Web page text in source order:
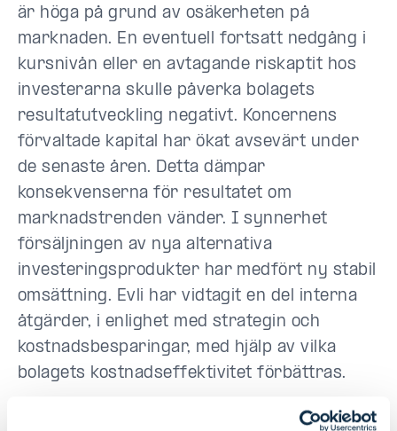
är höga på grund av osäkerheten på
marknaden. En eventuell fortsatt nedgång i
kursnivån eller en avtagande riskaptit hos
investerarna skulle påverka bolagets
resultatutveckling negativt. Koncernens
förvaltade kapital har ökat avsevärt under
de senaste åren. Detta dämpar
konsekvenserna för resultatet om
marknadstrenden vänder. I synnerhet
försäljningen av nya alternativa
investeringsprodukter har medfört ny stabil
omsättning. Evli har vidtagit en del interna
åtgärder, i enlighet med strategin och
kostnadsbesparingar, med hjälp av vilka
bolagets kostnadseffektivitet förbättras.
Efterfrågan för rådgivningstjänsterna har